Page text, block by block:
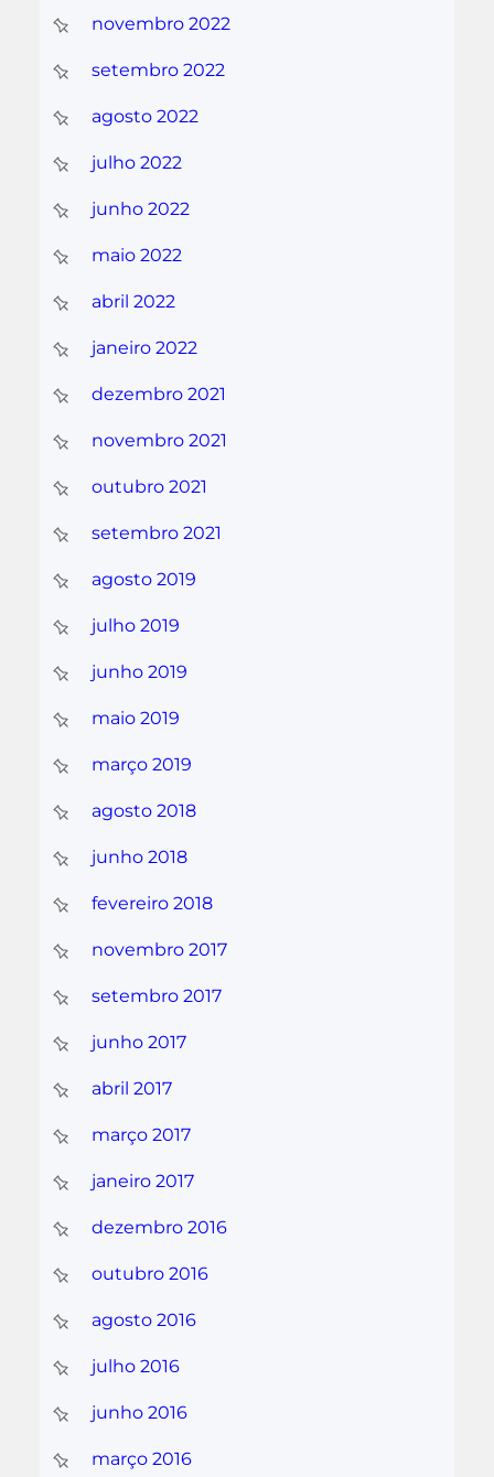
novembro 2022
setembro 2022
agosto 2022
julho 2022
junho 2022
maio 2022
abril 2022
janeiro 2022
dezembro 2021
novembro 2021
outubro 2021
setembro 2021
agosto 2019
julho 2019
junho 2019
maio 2019
março 2019
agosto 2018
junho 2018
fevereiro 2018
novembro 2017
setembro 2017
junho 2017
abril 2017
março 2017
janeiro 2017
dezembro 2016
outubro 2016
agosto 2016
julho 2016
junho 2016
março 2016